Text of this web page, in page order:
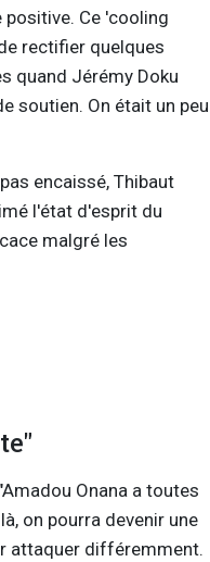
Ce 'cooling
rectifier quelques
quand Jérémy Doku
soutien. On était un peu
encaissé, Thibaut
l'état d'esprit du
malgré les
Onana a toutes
on pourra devenir une
attaquer différemment.